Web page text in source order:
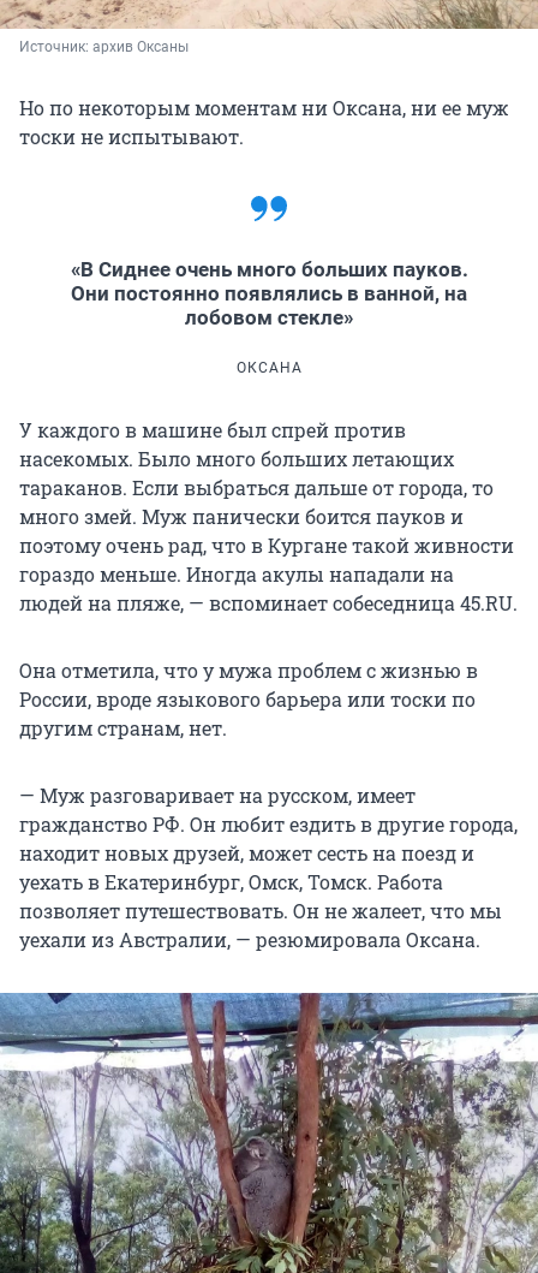
Источник: архив Оксаны
Но по некоторым моментам ни Оксана, ни ее муж
тоски не испытывают.
«В Сиднее очень много больших пауков.
Они постоянно появлялись в ванной, на
лобовом стекле»
ОКСАНА
У каждого в машине был спрей против
насекомых. Было много больших летающих
тараканов. Если выбраться дальше от города, то
много змей. Муж панически боится пауков и
поэтому очень рад, что в Кургане такой живности
гораздо меньше. Иногда акулы нападали на
людей на пляже, — вспоминает собеседница 45.RU.
Она отметила, что у мужа проблем с жизнью в
России, вроде языкового барьера или тоски по
другим странам, нет.
— Муж разговаривает на русском, имеет
гражданство РФ. Он любит ездить в другие города,
находит новых друзей, может сесть на поезд и
уехать в Екатеринбург, Омск, Томск. Работа
позволяет путешествовать. Он не жалеет, что мы
уехали из Австралии, — резюмировала Оксана.